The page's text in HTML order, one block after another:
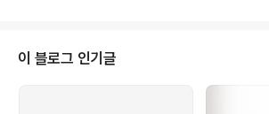
이 블로그 인기글